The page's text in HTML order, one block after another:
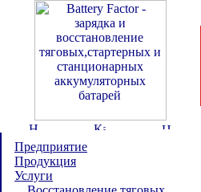
Предприятие
Продукция
Услуги